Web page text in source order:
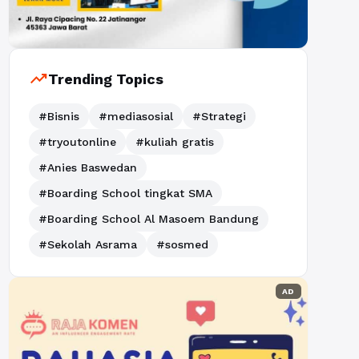
trending_upTrending Topics
#Bisnis #mediasosial
#Strategi
#tryoutonline
#kuliah gratis
#Anies Baswedan
#Boarding School tingkat SMA
#Boarding School Al Masoem Bandung
#Sekolah Asrama
#sosmed
AD